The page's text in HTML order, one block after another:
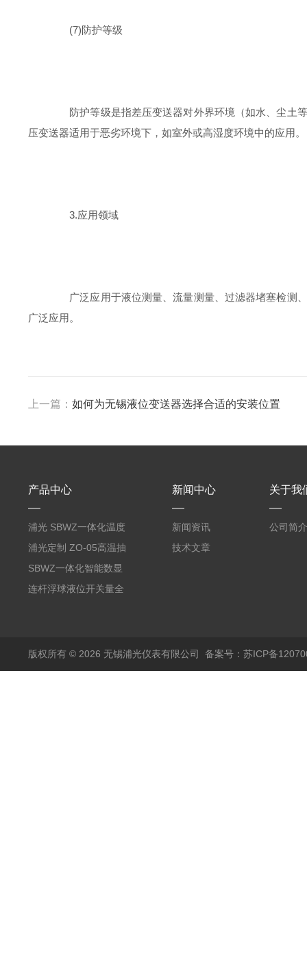
(7)防护等级
防护等级是指差压变送器对外界环境（如水、尘土等
压变送器适用于恶劣环境下，如室外或高湿度环境中的应用。
3.应用领域
广泛应用于液位测量、流量测量、过滤器堵塞检测、
广泛应用。
上一篇： 如何为无锡液位变送器选择合适的安装位置
产品中心
浦光 SBWZ一体化温度
变送器传感器 防爆热电
阻PT100 数显远传4-
20mA2
浦光定制 ZO-05高温抽
气式氧化锆分析仪 防爆
耐腐蚀检测仪
SBWZ一体化智能数显
温度变送器传感器防爆
连杆浮球液位开关量全
新闻中心
新闻资讯
技术文章
关于我
公司简介
版权所有 © 2026 无锡浦光仪表有限公司 备案号：苏ICP备